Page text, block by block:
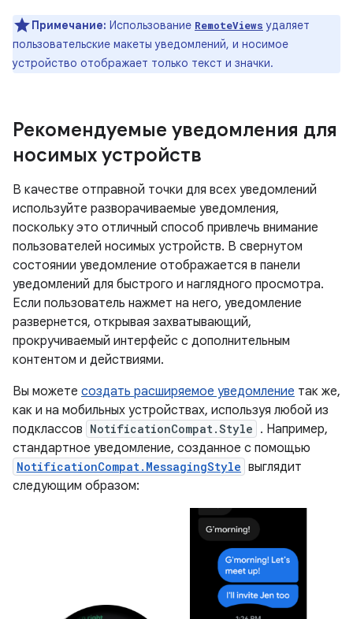
Примечание: Использование RemoteViews удаляет
пользовательские макеты уведомлений, и носимое
устройство отображает только текст и значки.
Рекомендуемые уведомления для
носимых устройств
В качестве отправной точки для всех уведомлений
используйте разворачиваемые уведомления,
поскольку это отличный способ привлечь внимание
пользователей носимых устройств. В свернутом
состоянии уведомление отображается в панели
уведомлений для быстрого и наглядного просмотра.
Если пользователь нажмет на него, уведомление
развернется, открывая захватывающий,
прокручиваемый интерфейс с дополнительным
контентом и действиями.
Вы можете создать расширяемое уведомление так же,
как и на мобильных устройствах, используя любой из
подклассов NotificationCompat.Style . Например,
стандартное уведомление, созданное с помощью
NotificationCompat.MessagingStyle выглядит
следующим образом: